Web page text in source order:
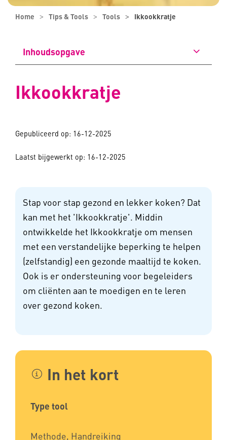
Home Tips & Tools Tools Ikkookkratje
Inhoudsopgave
Ikkookkratje
Gepubliceerd op: 16-12-2025
Laatst bijgewerkt op: 16-12-2025
Stap voor stap gezond en lekker koken? Dat
kan met het 'Ikkookkratje'. Middin
ontwikkelde het Ikkookkratje om mensen
met een verstandelijke beperking te helpen
(zelfstandig) een gezonde maaltijd te koken.
Ook is er ondersteuning voor begeleiders
om cliënten aan te moedigen en te leren
over gezond koken.
In het kort
Type tool
Methode, Handreiking